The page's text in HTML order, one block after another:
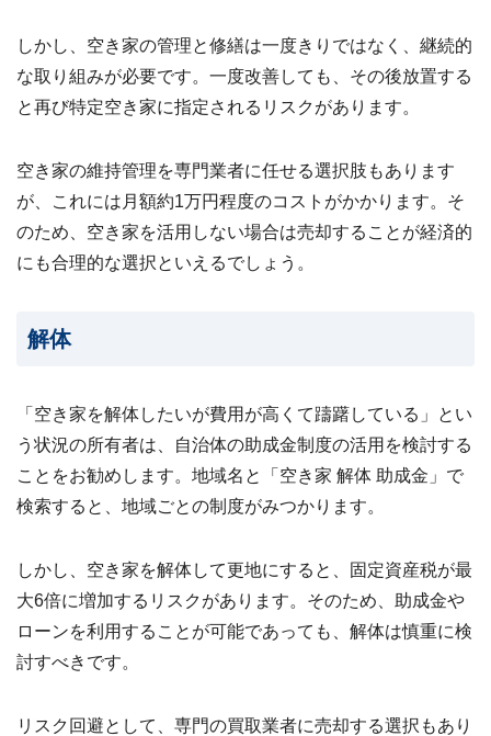
しかし、空き家の管理と修繕は一度きりではなく、継続的
な取り組みが必要です。一度改善しても、その後放置する
と再び特定空き家に指定されるリスクがあります。
空き家の維持管理を専門業者に任せる選択肢もあります
が、これには月額約1万円程度のコストがかかります。そ
のため、空き家を活用しない場合は売却することが経済的
にも合理的な選択といえるでしょう。
解体
「空き家を解体したいが費用が高くて躊躇している」とい
う状況の所有者は、自治体の助成金制度の活用を検討する
ことをお勧めします。地域名と「空き家 解体 助成金」で
検索すると、地域ごとの制度がみつかります。
しかし、空き家を解体して更地にすると、固定資産税が最
大6倍に増加するリスクがあります。そのため、助成金や
ローンを利用することが可能であっても、解体は慎重に検
討すべきです。
リスク回避として、専門の買取業者に売却する選択もあり